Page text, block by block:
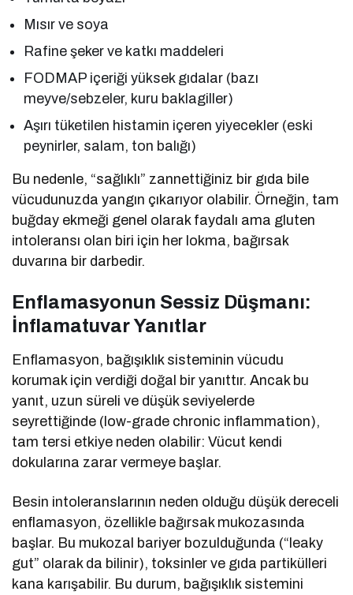
Mısır ve soya
Rafine şeker ve katkı maddeleri
FODMAP içeriği yüksek gıdalar (bazı
meyve/sebzeler, kuru baklagiller)
Aşırı tüketilen histamin içeren yiyecekler (eski
peynirler, salam, ton balığı)
Bu nedenle, “sağlıklı” zannettiğiniz bir gıda bile
vücudunuzda yangın çıkarıyor olabilir. Örneğin, tam
buğday ekmeği genel olarak faydalı ama gluten
intoleransı olan biri için her lokma, bağırsak
duvarına bir darbedir.
Enflamasyonun Sessiz Düşmanı:
İnflamatuvar Yanıtlar
Enflamasyon, bağışıklık sisteminin vücudu
korumak için verdiği doğal bir yanıttır. Ancak bu
yanıt, uzun süreli ve düşük seviyelerde
seyrettiğinde (low-grade chronic inflammation),
tam tersi etkiye neden olabilir: Vücut kendi
dokularına zarar vermeye başlar.
Besin intoleranslarının neden olduğu düşük dereceli
enflamasyon, özellikle bağırsak mukozasında
başlar. Bu mukozal bariyer bozulduğunda (“leaky
gut” olarak da bilinir), toksinler ve gıda partikülleri
kana karışabilir. Bu durum, bağışıklık sistemini